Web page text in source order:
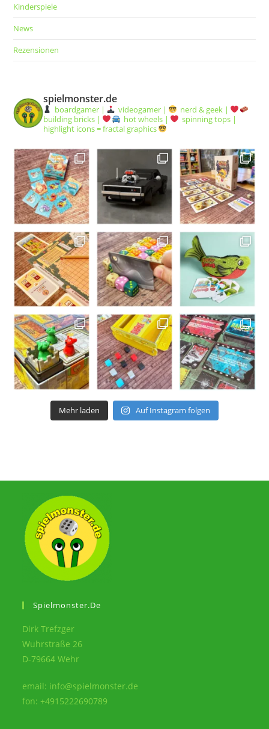
Kinderspiele
News
Rezensionen
spielmonster.de
boardgamer | videogamer |
nerd & geek |
building bricks |
hot wheels |
spinning tops |
highlight icons = fractal graphics
Mehr laden Auf Instagram folgen
Spielmonster.de
Dirk Trefzger
Wuhrstraße 26
D-79664 Wehr
email: info@spielmonster.de
fon: +4915222690789